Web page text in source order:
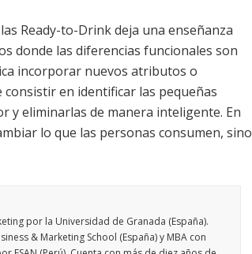
Ready-to-Drink deja una enseñanza
donde las diferencias funcionales son
incorporar nuevos atributos o
en identificar las pequeñas
y eliminarlas de manera inteligente. En
lo que las personas consumen, sino
por la Universidad de Granada (España).
& Marketing School (España) y MBA con